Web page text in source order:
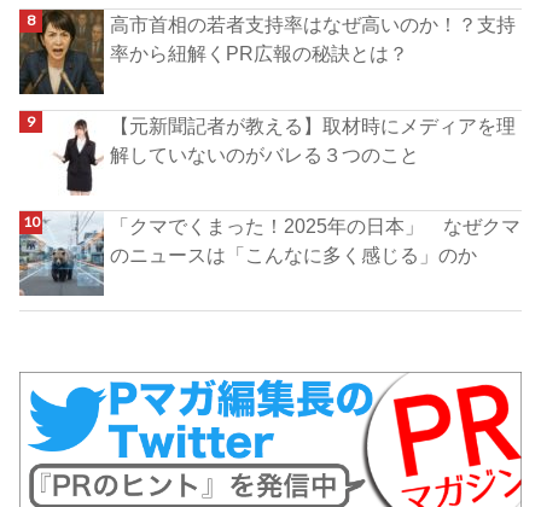
高市首相の若者支持率はなぜ高いのか！？支持
率から紐解くPR広報の秘訣とは？
【元新聞記者が教える】取材時にメディアを理
解していないのがバレる３つのこと
「クマでくまった！2025年の日本」 なぜクマ
のニュースは「こんなに多く感じる」のか